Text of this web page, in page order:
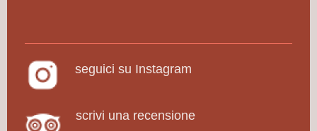
seguici su Instagram
scrivi una recensione